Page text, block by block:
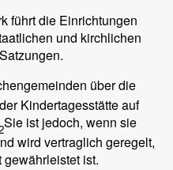
führt die Einrichtungen
und kirchlichen
über die
Kindertagesstätte auf
Sie ist jedoch, wenn sie
wird vertraglich geregelt,
ist.